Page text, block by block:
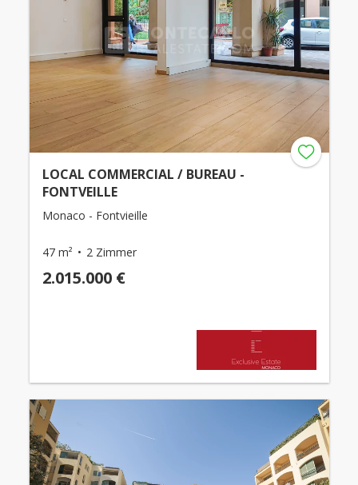
LOCAL COMMERCIAL / BUREAU -
FONTVEILLE
Monaco - Fontvieille
47 m² 2 Zimmer
2.015.000 €